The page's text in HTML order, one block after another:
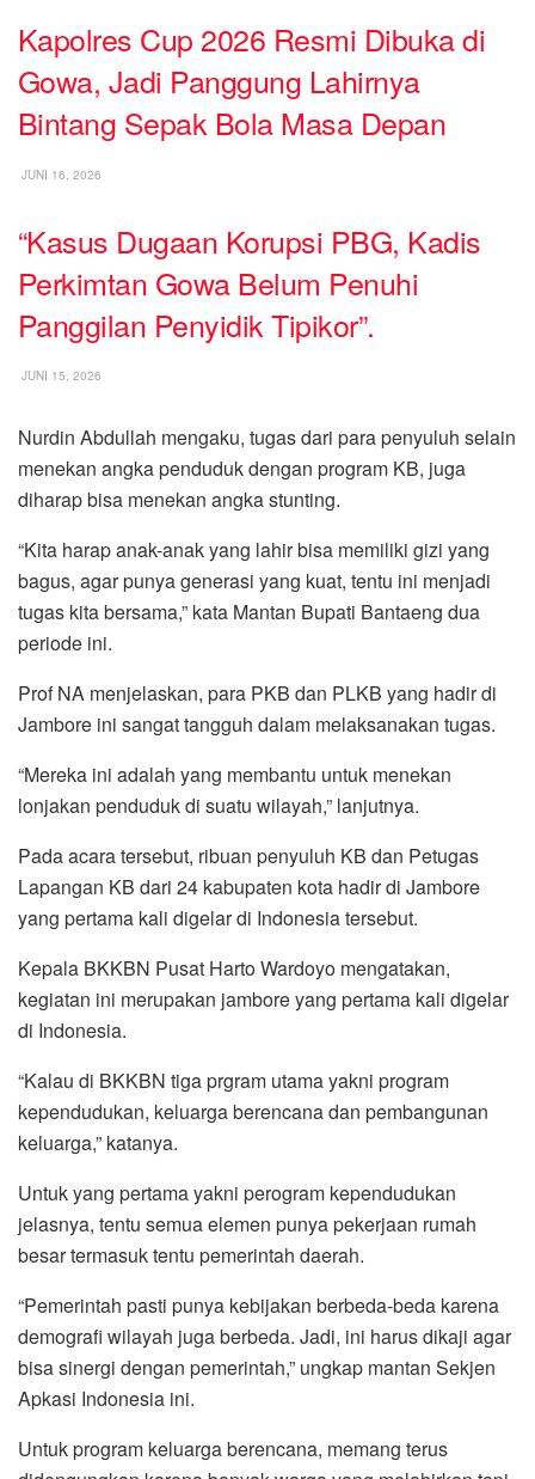
Kapolres Cup 2026 Resmi Dibuka di
Gowa, Jadi Panggung Lahirnya
Bintang Sepak Bola Masa Depan
JUNI 16, 2026
“Kasus Dugaan Korupsi PBG, Kadis
Perkimtan Gowa Belum Penuhi
Panggilan Penyidik Tipikor”.
JUNI 15, 2026
Nurdin Abdullah mengaku, tugas dari para penyuluh selain
menekan angka penduduk dengan program KB, juga
diharap bisa menekan angka stunting.
“Kita harap anak-anak yang lahir bisa memiliki gizi yang
bagus, agar punya generasi yang kuat, tentu ini menjadi
tugas kita bersama,” kata Mantan Bupati Bantaeng dua
periode ini.
Prof NA menjelaskan, para PKB dan PLKB yang hadir di
Jambore ini sangat tangguh dalam melaksanakan tugas.
“Mereka ini adalah yang membantu untuk menekan
lonjakan penduduk di suatu wilayah,” lanjutnya.
Pada acara tersebut, ribuan penyuluh KB dan Petugas
Lapangan KB dari 24 kabupaten kota hadir di Jambore
yang pertama kali digelar di Indonesia tersebut.
Kepala BKKBN Pusat Harto Wardoyo mengatakan,
kegiatan ini merupakan jambore yang pertama kali digelar
di Indonesia.
“Kalau di BKKBN tiga prgram utama yakni program
kependudukan, keluarga berencana dan pembangunan
keluarga,” katanya.
Untuk yang pertama yakni perogram kependudukan
jelasnya, tentu semua elemen punya pekerjaan rumah
besar termasuk tentu pemerintah daerah.
“Pemerintah pasti punya kebijakan berbeda-beda karena
demografi wilayah juga berbeda. Jadi, ini harus dikaji agar
bisa sinergi dengan pemerintah,” ungkap mantan Sekjen
Apkasi Indonesia ini.
Untuk program keluarga berencana, memang terus